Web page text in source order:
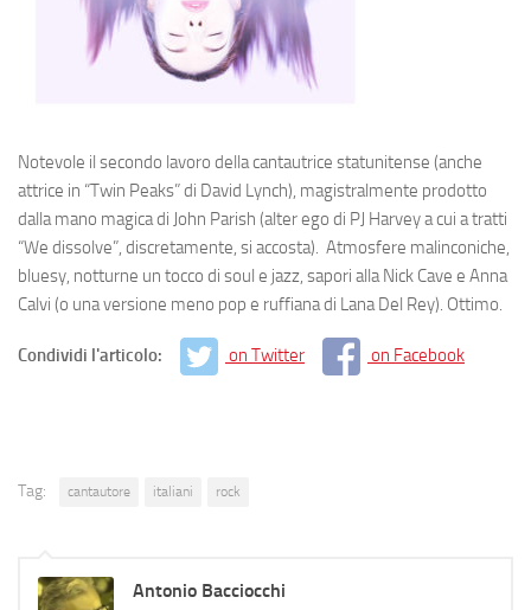
Notevole il secondo lavoro della cantautrice statunitense (anche
attrice in “Twin Peaks” di David Lynch), magistralmente prodotto
dalla mano magica di John Parish (alter ego di PJ Harvey a cui a tratti
“We dissolve”, discretamente, si accosta). Atmosfere malinconiche,
bluesy, notturne un tocco di soul e jazz, sapori alla Nick Cave e Anna
Calvi (o una versione meno pop e ruffiana di Lana Del Rey). Ottimo.
Condividi l'articolo: on Twitter on Facebook
Tag: cantautore italiani rock
Antonio Bacciocchi